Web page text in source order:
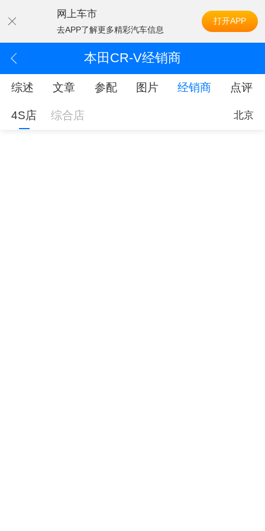
网上车市
去APP了解更多精彩汽车信息
打开APP
本田CR-V经销商
综述 文章 参配 图片 经销商 点评
4S店 综合店 北京